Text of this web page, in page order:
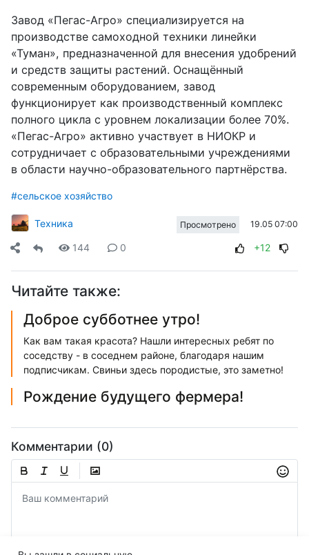
Завод «Пегас-Агро» специализируется на
производстве самоходной техники линейки
«Туман», предназначенной для внесения удобрений
и средств защиты растений. Оснащённый
современным оборудованием, завод
функционирует как производственный комплекс
полного цикла с уровнем локализации более 70%.
«Пегас-Агро» активно участвует в НИОКР и
сотрудничает с образовательными учреждениями
в области научно-образовательного партнёрства.
#сельское хозяйство
Техника Просмотрено 19.05 07:00
144 0 +12
Читайте также:
Доброе субботнее утро!
Как вам такая красота? Нашли интересных ребят по
соседству - в соседнем районе, благодаря нашим
подписчикам. Свиньи здесь породистые, это заметно!
Рождение будущего фермера!
Комментарии (0)